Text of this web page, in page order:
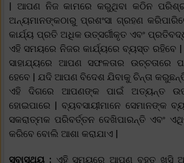
| ଆପଣ ନିଜ କାମରେ କରୁଥିବା କଠିନ
ଅନ୍ୟମାନଙ୍କଠାରୁ ପ୍ରଶଂସା ଗ୍ରହଣ
କାର୍ଯ୍ୟ ପ୍ରତି ଅଧିକ ଉତ୍ସର୍ଗୀକୃତ ଏବଂ
ଏହି ସମୟରେ ନିଜର କାର୍ଯ୍ୟରେ ବ୍ୟସ୍ତ ରହିବେ
ସାହାଯ୍ୟରେ ଆପଣ ସଫଳତାର ଉଚ୍ଚତାରେ
ହେବେ | ଯଦି ଆପଣ ବିଦେଶ ଯିବାକୁ ଚିନ୍ତା
ଏହି ଦିଗରେ ଆପଣଙ୍କ ପାଇଁ ଅତ୍ୟନ୍ତ
ହୋଇପାରେ | ବ୍ୟବସାୟୀମାନେ ସେମାନଙ୍କ
ସକରାତ୍ମକ ପରିବର୍ତ୍ତନ ଦେଖିପାରନ୍ତି ଏବଂ
କରିବେ ବୋଲି ଆଶା କରାଯାଏ |
ସ୍ବାସ୍ଥ୍ୟ : ଏହି ସମୟରେ ଆପଣ ବହୁତ ଖୁସି